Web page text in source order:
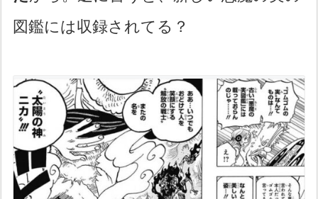
図鑑には収録されてる？